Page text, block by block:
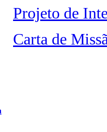
Projeto de
Carta de